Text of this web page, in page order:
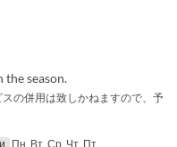
the season.
の併用は致しかねますので、予
Пн, Вт, Ср, Чт, Пт